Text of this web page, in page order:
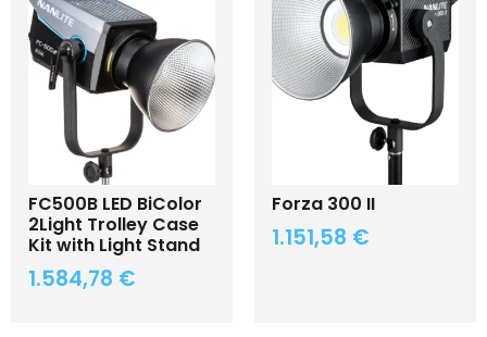
FC500B LED BiColor
2Light Trolley Case
Kit with Light Stand
1.584,78 €
Forza 300 II
1.151,58 €